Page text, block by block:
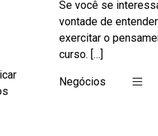
Se você se
vontade de
exercitar o
curso. […]
Negócios